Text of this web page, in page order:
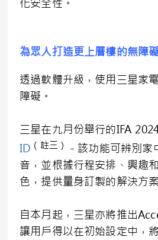
化安全性。
為眾人打造更上層樓的無障
透過軟體升級，使用三星家
障礙。
三星在九月份舉行的IFA
ID （註三） －該功能可辨別
音，並根據行程安排、興趣
色，提供量身訂製的解決方案
自本月起，三星亦將推出
讓用戶得以在初始設定中，